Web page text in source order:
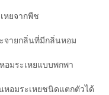
หยจากพืช
จายกลิ่นที่มีกลิ่นหอม
มระเหยแบบพกพา
หอมระเหยชนิดแตกตัวได้